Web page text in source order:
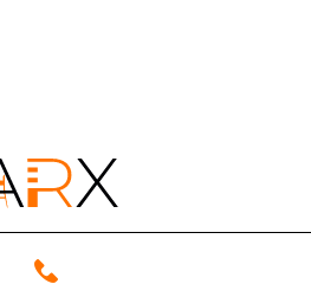
качества составляет 30 дней с
производится на Ваш банковский